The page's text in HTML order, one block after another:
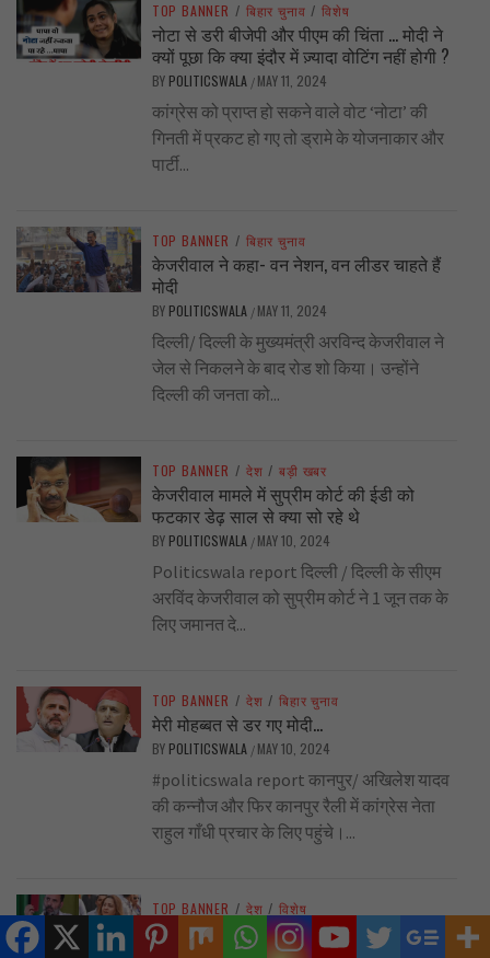
TOP BANNER / बिहार चुनाव / विशेष
नोटा से डरी बीजेपी और पीएम की चिंता … मोदी ने
क्यों पूछा कि क्या इंदौर में ज़्यादा वोटिंग नहीं होगी ?
BY POLITICSWALA / MAY 11, 2024
कांग्रेस को प्राप्त हो सकने वाले वोट ‘नोटा’ की
गिनती में प्रकट हो गए तो ड्रामे के योजनाकार और
पार्टी...
TOP BANNER / बिहार चुनाव
केजरीवाल ने कहा- वन नेशन, वन लीडर चाहते हैं
मोदी
BY POLITICSWALA / MAY 11, 2024
दिल्ली/ दिल्ली के मुख्यमंत्री अरविन्द केजरीवाल ने
जेल से निकलने के बाद रोड शो किया। उन्होंने
दिल्ली की जनता को...
TOP BANNER / देश / बड़ी खबर
केजरीवाल मामले में सुप्रीम कोर्ट की ईडी को
फटकार डेढ़ साल से क्या सो रहे थे
BY POLITICSWALA / MAY 10, 2024
Politicswala report दिल्ली / दिल्ली के सीएम
अरविंद केजरीवाल को सुप्रीम कोर्ट ने 1 जून तक के
लिए जमानत दे...
TOP BANNER / देश / बिहार चुनाव
मेरी मोहब्बत से डर गए मोदी…
BY POLITICSWALA / MAY 10, 2024
#politicswala report कानपुर/ अखिलेश यादव
की कन्नौज और फिर कानपुर रैली में कांग्रेस नेता
राहुल गाँधी प्रचार के लिए पहुंचे।...
TOP BANNER / देश / विशेष
गटर राजनीति का ‘फिटकरी’ टेस्ट.. राधिका खेड़ा से